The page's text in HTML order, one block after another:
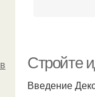
Стройте
Введение